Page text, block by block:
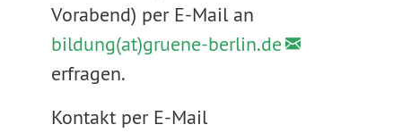
Vorabend) per E-Mail an
bildung(at)gruene-berlin.de
erfragen.
Kontakt per E-Mail